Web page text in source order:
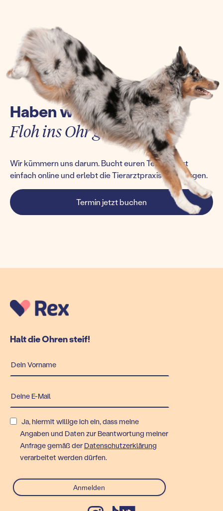
Haben wir euch einen
Floh ins Ohr gesetzt?
Wir kümmern uns darum. Bucht euren Termin jetzt
einfach online und erlebt die Tierarztpraxis von morgen.
Termin jetzt buchen
Halt die Ohren steif!
Ja, hiermit willige ich ein, dass meine
Angaben und Daten zur Beantwortung meiner
Anfrage gemäß der Datenschutzerklärung
verarbeitet werden dürfen.